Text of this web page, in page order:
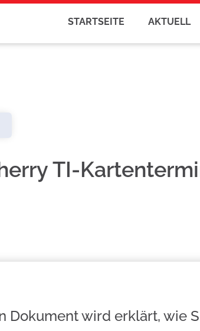
STARTSEITE AKTUELL
TI-
Dokument wird erklärt, wie